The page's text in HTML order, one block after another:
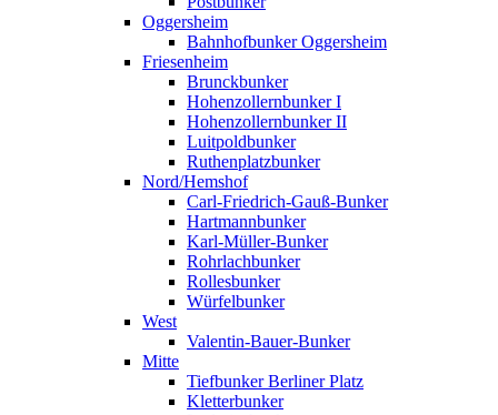
Oggersheim
Bahnhofbunker Oggersheim
Friesenheim
Brunckbunker
Hohenzollernbunker I
Hohenzollernbunker II
Luitpoldbunker
Ruthenplatzbunker
Nord/Hemshof
Carl-Friedrich-Gauß-Bunker
Hartmannbunker
Karl-Müller-Bunker
Rohrlachbunker
Rollesbunker
Würfelbunker
West
Valentin-Bauer-Bunker
Mitte
Tiefbunker Berliner Platz
Kletterbunker